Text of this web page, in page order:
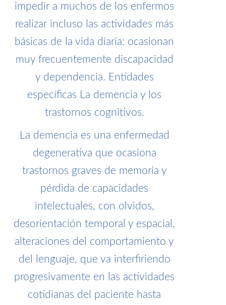
impedir a muchos de los enfermos
realizar incluso las actividades más
básicas de la vida diaria: ocasionan
muy frecuentemente discapacidad
y dependencia. Entidades
específicas La demencia y los
trastornos cognitivos.
La demencia es una enfermedad
degenerativa que ocasiona
trastornos graves de memoria y
pérdida de capacidades
intelectuales, con olvidos,
desorientación temporal y espacial,
alteraciones del comportamiento y
del lenguaje, que va interfiriendo
progresivamente en las actividades
cotidianas del paciente hasta